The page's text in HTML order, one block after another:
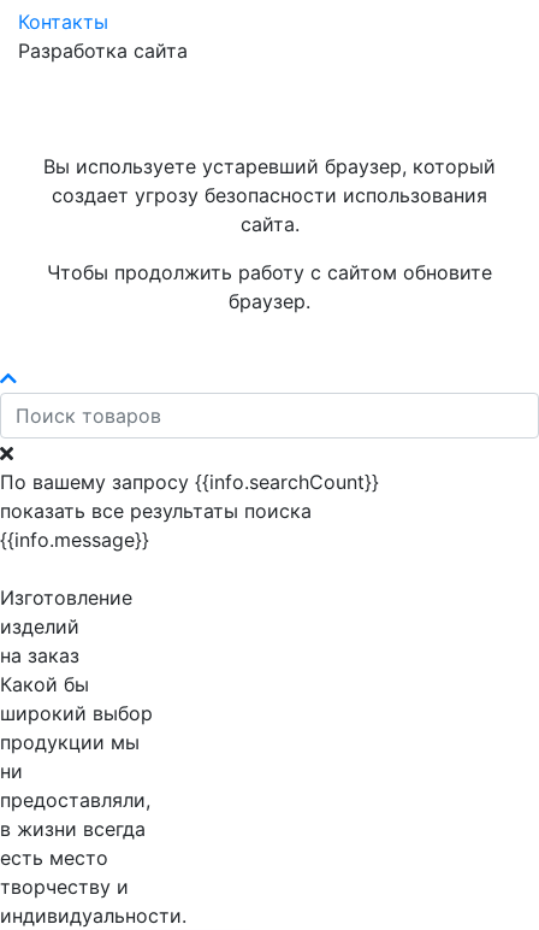
Контакты
Разработка сайта
Вы используете устаревший браузер, который
создает угрозу безопасности использования
сайта.
Чтобы продолжить работу с сайтом обновите
браузер.
По вашему запросу {{info.searchCount}}
показать все результаты поиска
{{info.message}}
Изготовление
изделий
на заказ
Какой бы
широкий выбор
продукции мы
ни
предоставляли,
в жизни всегда
есть место
творчеству и
индивидуальности.